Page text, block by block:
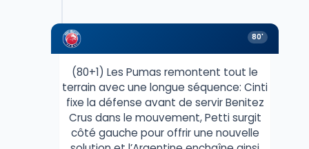
80'
(80+1) Les Pumas remontent tout le
terrain avec une longue séquence: Cinti
fixe la défense avant de servir Benitez
Crus dans le mouvement, Petti surgit
côté gauche pour offrir une nouvelle